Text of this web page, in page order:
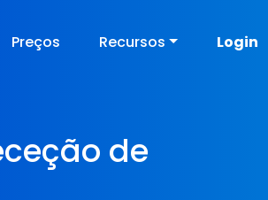
Preços Recursos Login
de